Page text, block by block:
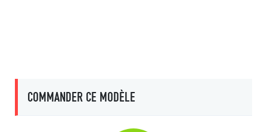
COMMANDER CE MODÈLE